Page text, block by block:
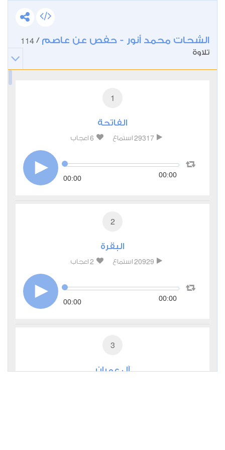
الشحات محمد أنور - حفص عن عاصم /
114
تلاوة
1
الفاتحة
29317 استماع 6 اعجاب
00:00 00:00
2
البقرة
20929 استماع 2 اعجاب
00:00 00:00
3
آل عمران